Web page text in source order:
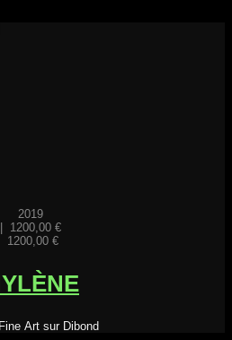
2019
1200,00 €
1200,00 €
Art sur Dibond